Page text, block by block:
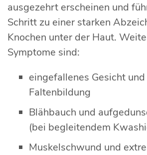
ausgezehrt erscheinen und
Schritt zu einer starken
Knochen unter der Haut.
Symptome sind:
eingefallenes Gesicht
Faltenbildung
Blähbauch und
(bei begleitendem
Muskelschwund und